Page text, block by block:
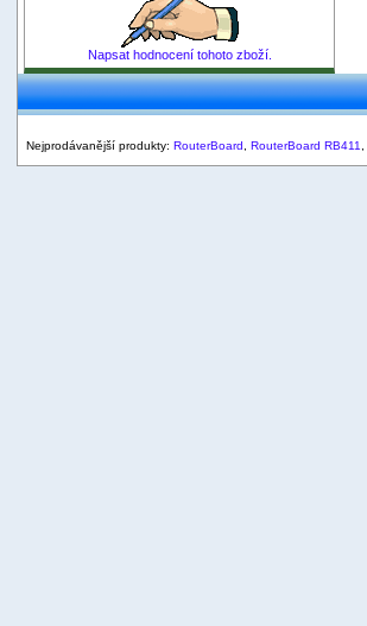
Napsat hodnocení tohoto zboží.
Nejprodávanější produkty: RouterBoard RouterBoard RB411